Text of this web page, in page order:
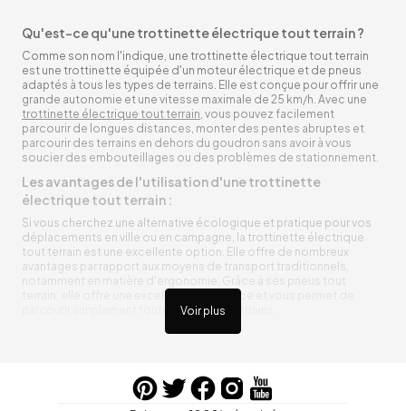
Voir plus
Qu'est-ce qu'une trottinette électrique tout terrain ?
Comme son nom l'indique, une trottinette électrique tout terrain
est une trottinette équipée d'un moteur électrique et de pneus
adaptés à tous les types de terrains. Elle est conçue pour offrir une
grande autonomie et une vitesse maximale de 25 km/h. Avec une
trottinette électrique tout terrain, vous pouvez facilement
parcourir de longues distances, monter des pentes abruptes et
parcourir des terrains en dehors du goudron sans avoir à vous
soucier des embouteillages ou des problèmes de stationnement.
Les avantages de l'utilisation d'une trottinette
électrique tout terrain :
Si vous cherchez une alternative écologique et pratique pour vos
déplacements en ville ou en campagne, la trottinette électrique
tout terrain est une excellente option. Elle offre de nombreux
avantages par rapport aux moyens de transport traditionnels,
notamment en matière d'ergonomie. Grâce à ses pneus tout
terrain, elle offre une excellente adhérence et vous permet de
parcourir simplement toutes sortes de terrains.
Trottinette électrique tout terrain ergonomique
entre vos trajets, vous n’aurez pas à vous soucier de l’état de sa
batterie. De plus, elle est équipée de pneus résistants qui peuvent